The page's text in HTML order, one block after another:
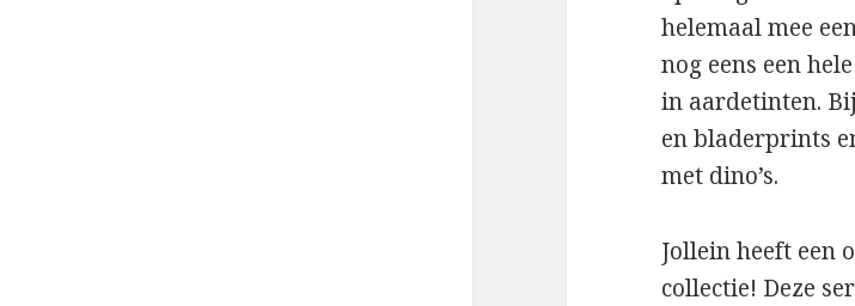
helemaal mee
nog eens een
in aardetinten.
en bladerprints
met dino’s.
Jollein heeft een
collectie! Deze